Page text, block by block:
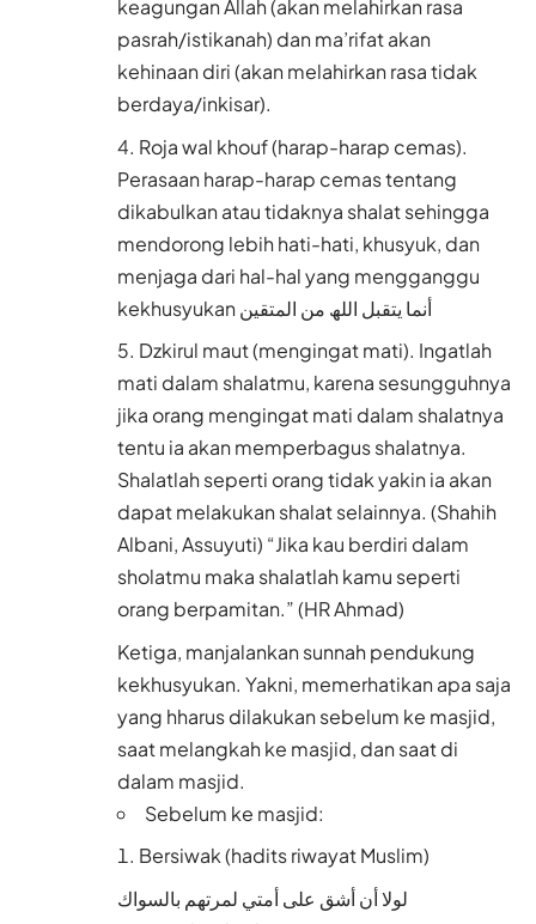
keagungan Allah (akan melahirkan rasa
pasrah/istikanah) dan ma’rifat akan
kehinaan diri (akan melahirkan rasa tidak
berdaya/inkisar).
Roja wal khouf (harap-harap cemas).
Perasaan harap-harap cemas tentang
dikabulkan atau tidaknya shalat sehingga
mendorong lebih hati-hati, khusyuk, dan
menjaga dari hal-hal yang mengganggu
kekhusyukan أنما یتقبل اللھ من المتقین
Dzkirul maut (mengingat mati). Ingatlah
mati dalam shalatmu, karena sesungguhnya
jika orang mengingat mati dalam shalatnya
tentu ia akan memperbagus shalatnya.
Shalatlah seperti orang tidak yakin ia akan
dapat melakukan shalat selainnya. (Shahih
Albani, Assuyuti) “Jika kau berdiri dalam
sholatmu maka shalatlah kamu seperti
orang berpamitan.” (HR Ahmad)
Ketiga, manjalankan sunnah pendukung
kekhusyukan. Yakni, memerhatikan apa saja
yang hharus dilakukan sebelum ke masjid,
saat melangkah ke masjid, dan saat di
dalam masjid.
Sebelum ke masjid:
Bersiwak (hadits riwayat Muslim)
لولا أن أشق على أمتي لمرتهم بالسواك